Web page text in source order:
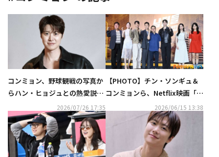
コンミョン、野球観戦の写真か
らハン・ヒョジュとの熱愛説が
浮上も「“お似合い”という声が
多くて満足」
2026/07/26 17:35
【PHOTO】チン・ソンギュ＆
コンミョンら、Netflix映画「夫
たち」制作報告会に出席
2026/06/15 13:38